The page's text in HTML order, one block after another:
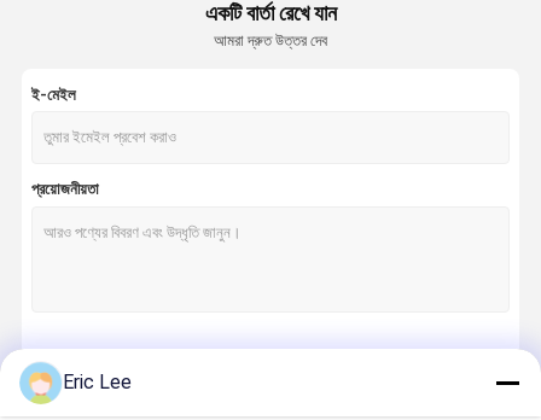
খাদ্যতালিকাগত সম্পূরক চুক্তি ম্যানুফ্যাকচারিং
একটি বার্তা রেখে যান
আমরা দ্রুত উত্তর দেব
ই-মেইল
প্রয়োজনীয়তা
Eric Lee